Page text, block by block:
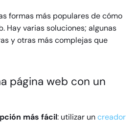
formas más populares de cómo
Hay varias soluciones; algunas
y otras más complejas que
página web con un
más fácil: utilizar uncreador